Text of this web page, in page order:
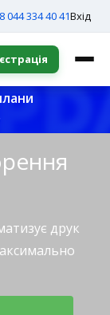
044 334 40 41Вхід
друк